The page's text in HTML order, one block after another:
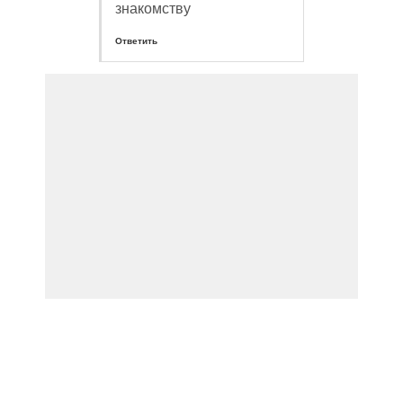
знакомству
Ответить